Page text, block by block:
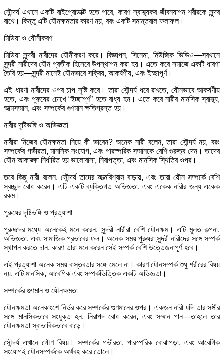
সৌন্দর্য এখানে একটি বাইপ্রোডাক্ট হতে পারে, কারণ স্বাস্থ্যকর জীবনযাপন শরীরকে সুন্দর
রাখে। কিন্তু এটি যৌনক্ষমতার কারণ নয়, বরং একটি সমান্তরাল ফলাফল।
মিডিয়া ও যৌনীকরণ
মিডিয়া সুন্দরী নারীদের যৌনীকরণ করে। বিজ্ঞাপন, সিনেমা, মিউজিক ভিডিও—সবখানে
সুন্দরী নারীদের যৌন প্রতীক হিসেবে উপস্থাপন করা হয়। এতে করে সমাজে একটি ধারণা
তৈরি হয়—সুন্দরী মানেই যৌনভাবে সক্রিয়, আকর্ষণীয়, এবং ইচ্ছাপূর্ণ।
এই ধারণা নারীদের ওপর চাপ সৃষ্টি করে। তারা সৌন্দর্য ধরে রাখতে, যৌনভাবে আকর্ষণীয়
হতে, এবং পুরুষের চোখে “ইচ্ছাপূর্ণ” হতে বাধ্য হন। এতে করে নারীর মানসিক স্বাস্থ্য,
আত্মসম্মান, এবং সম্পর্কের গুণমান ক্ষতিগ্রস্ত হয়।
নারীর দৃষ্টিভঙ্গি ও অভিজ্ঞতা
নারীরা নিজের যৌনক্ষমতা নিয়ে কী ভাবেন? অনেক নারী বলেন, তারা সৌন্দর্য নয়, বরং
সম্পর্কের গভীরতা, মানসিক সংযোগ, এবং পারস্পরিক সম্মানকে বেশি গুরুত্ব দেন। তাদের
যৌন আকাঙ্ক্ষা নির্ধারিত হয় ভালোবাসা, নিরাপত্তা, এবং মানসিক স্থিতির ওপর।
তবে কিছু নারী বলেন, সৌন্দর্য তাদের আত্মবিশ্বাস বাড়ায়, এবং তারা যৌন সম্পর্কে বেশি
স্বচ্ছন্দ বোধ করেন। এটি একটি ব্যক্তিগত অভিজ্ঞতা, এবং একেক নারীর জন্য একেক
রকম।
পুরুষের দৃষ্টিভঙ্গি ও প্রত্যাশা
পুরুষদের মধ্যে অনেকেই মনে করেন, সুন্দরী নারীরা বেশি যৌনক্ষম। এটি মূলত কল্পনা,
অভিজ্ঞতা, এবং সামাজিক প্রভাবের ফল। অনেক সময় পুরুষরা সুন্দরী নারীদের সঙ্গে সম্পর্ক
স্থাপন করতে চান, কারণ তারা মনে করেন সেই সম্পর্ক বেশি উত্তেজনাপূর্ণ হবে।
এই প্রত্যাশা অনেক সময় বাস্তবতার সঙ্গে মেলে না। কারণ যৌনসম্পর্ক শুধু শরীরের বিষয়
নয়, এটি মানসিক, আবেগিক এবং সম্পর্কভিত্তিক একটি অভিজ্ঞতা।
সম্পর্কের গুণমান ও যৌনক্ষমতা
যৌনক্ষমতা অনেকাংশে নির্ভর করে সম্পর্কের গুণমানের ওপর। একজন নারী যদি তার সঙ্গীর
সঙ্গে মানসিকভাবে সংযুক্ত হন, নিরাপদ বোধ করেন, এবং সম্মান পান—তাহলে তার
যৌনক্ষমতা স্বাভাবিকভাবে বাড়ে।
সৌন্দর্য এখানে গৌণ বিষয়। সম্পর্কের গভীরতা, পারস্পরিক বোঝাপড়া, এবং আবেগিক
সংযোগই যৌনসম্পর্ককে অর্থবহ করে তোলে।